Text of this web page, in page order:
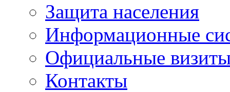
Защита населения
Информационные
Официальные
Контакты